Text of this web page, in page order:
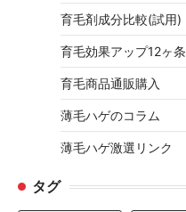
育毛剤成分比較(試用)
育毛効果アップ12ヶ条
育毛商品通販購入
薄毛ハゲのコラム
薄毛ハゲ激選リンク
タグ